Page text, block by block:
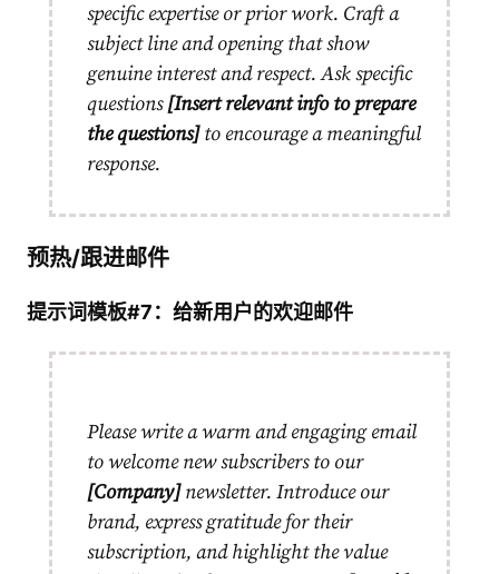
specific expertise or prior work. Craft a
subject line and opening that show
genuine interest and respect. Ask specific
questions[Insert relevant info to prepare
the questions]to encourage a meaningful
response.
预热/跟进邮件
提示词模板#7：给新用户的欢迎邮件
Please write a warm and engaging email
to welcome new subscribers to our
[Company]newsletter. Introduce our
brand, express gratitude for their
subscription, and highlight the value